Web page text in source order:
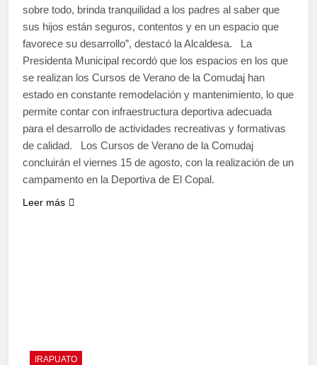
sobre todo, brinda tranquilidad a los padres al saber que
sus hijos están seguros, contentos y en un espacio que
favorece su desarrollo”, destacó la Alcaldesa. La
Presidenta Municipal recordó que los espacios en los que
se realizan los Cursos de Verano de la Comudaj han
estado en constante remodelación y mantenimiento, lo que
permite contar con infraestructura deportiva adecuada
para el desarrollo de actividades recreativas y formativas
de calidad. Los Cursos de Verano de la Comudaj
concluirán el viernes 15 de agosto, con la realización de un
campamento en la Deportiva de El Copal.
Leer más
IRAPUATO